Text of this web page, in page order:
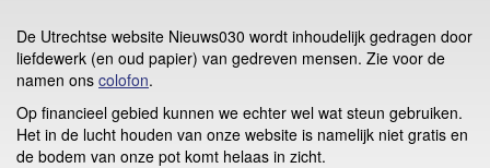
De Utrechtse website Nieuws030 wordt inhoudelijk gedragen door
liefdewerk (en oud papier) van gedreven mensen. Zie voor de
namen ons colofon.
Op financieel gebied kunnen we echter wel wat steun gebruiken.
Het in de lucht houden van onze website is namelijk niet gratis en
de bodem van onze pot komt helaas in zicht.